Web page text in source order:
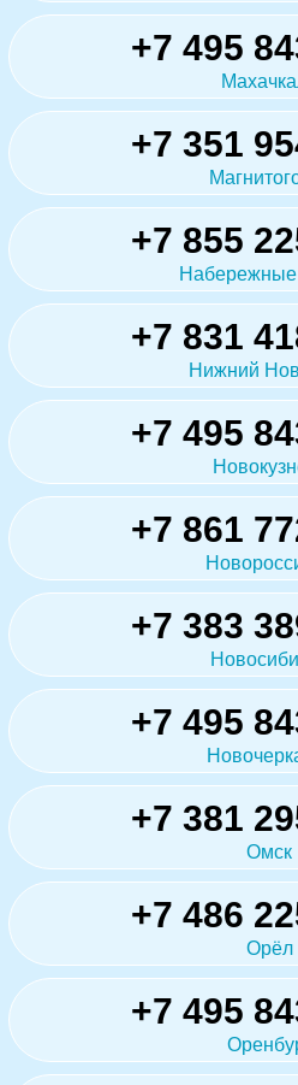
+7 495
+7 351
+7 855
+7 831
Нижний
+7 495
+7 861
+7 383
+7 495
+7 381
Омск
+7 486
Орёл
+7 495